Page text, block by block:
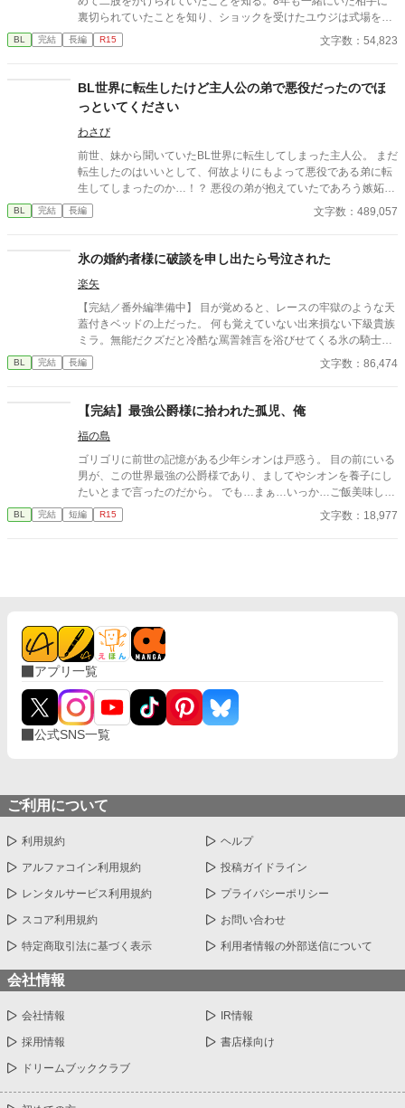
裏切られていたことを知り、ショックを受けたユウジは式場を飛
び出してしまう。 無我夢中で車を走らせて、気がつくとユウジは
見知らぬ場所にいることに気がつく。そこはまるで天国のよう
が好きだったと言い出して―― 最初は主人公が別れた男の結婚式
に参加しているところからスタート。 死んだ友人との再会と、そ
の友人の生まれ変わりと思われる青年との出会いへと話が続きま
す。 生まれ変わり（？）21歳大学生×きれいめな48歳おっさんの
話です。 ※軽い性的表現あり 短編から長編に変更しています 他
サイトでも公開中
BL 完結 長編 R15 文字数：54,823
BL世界に転生したけど主人公の弟で悪役だったのでほ
っといてください
わさび
前世、妹から聞いていたBL世界に転生してしまった主人公。 まだ
転生したのはいいとして、何故よりにもよって悪役である弟に転
生してしまったのか…！？ 悪役の弟が抱えていたであろう嫉妬に
抗いつつ転生生活を過ごす物語。
BL 完結 長編 文字数：489,057
氷の婚約者様に破談を申し出たら号泣された
楽矢
【完結／番外編準備中】 目が覚めると、レースの牢獄のような天
蓋付きベッドの上だった。 何も覚えていない出来損ない下級貴族
ミラ。無能だクズだと冷酷な罵詈雑言を浴びせてくる氷の騎士セ
ティアス。 記憶喪失から始まる、２人のファンタジー貴族ラブコ
メディ。 ---------- ※注） かっこいい攻はいません。 タイトル通り
お読みいただけると幸いです。 ハッピーエンドです。 激重感情を
こじらせた攻→受な関係がお好きな同志の方、どうぞよろしくお
願いします！ 全16話 完結済み 他サイトにも同作品を投稿してい
ます。 様子を見ながらそのうち統合するかもしれません。 初めて
の一次創作でまだよく分かっておらず、何かおかしなことをしで
かしていたら申し訳ないです！ ---------- 追記：読んでくださった
が回収しきれていないエピソードが私の中でいくつかあるので
BL 完結 長編 文字数：86,474
【完結】最強公爵様に拾われた孤児、俺
福の島
ゴリゴリに前世の記憶がある少年シオンは戸惑う。 目の前にいる
男が、この世界最強の公爵様であり、ましてやシオンを養子にし
たいとまで言ったのだから。 でも…まぁ…いっか…ご飯美味しい
し、風呂は暖かい… ……あれ…？ …やばい…俺めちゃくちゃ公爵
様が好きだ… 前置きが長いですがすぐくっつくのでシリアスのシ
BL 完結 短編 R15 文字数：18,977
アプリ一覧
公式SNS一覧
ご利用について
利用規約 ヘルプ
アルファコイン利用規約 投稿ガイドライン
レンタルサービス利用規約 プライバシーポリシー
スコア利用規約 お問い合わせ
特定商取引法に基づく表示 利用者情報の外部送信について
会社情報
会社情報 IR情報
採用情報 書店様向け
ドリームブッククラブ